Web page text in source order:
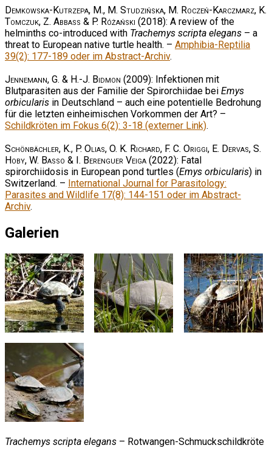
Demkowska-Kutrzepa, M., M. Studzińska, M. Roczeń-Karczmarz, K.
Tomczuk, Z. Abbass & P. Różański (2018): A review of the
helminths co-introduced with Trachemys scripta elegans – a
threat to European native turtle health. – Amphibia-Reptilia
39(2): 177-189 oder im Abstract-Archiv.
Jennemann, G. & H.-J. Bidmon (2009): Infektionen mit
Blutparasiten aus der Familie der Spirorchiidae bei Emys
orbicularis in Deutschland – auch eine potentielle Bedrohung
für die letzten einheimischen Vorkommen der Art? –
Schildkröten im Fokus 6(2): 3-18 (externer Link).
Schönbächler, K., P. Olias, O. K. Richard, F. C. Origgi, E. Dervas, S.
Hoby, W. Basso & I. Berenguer Veiga (2022): Fatal
spirorchiidosis in European pond turtles (Emys orbicularis) in
Switzerland. – International Journal for Parasitology:
Parasites and Wildlife 17(8): 144-151 oder im Abstract-
Archiv.
Galerien
Trachemys scripta elegans – Rotwangen-Schmuckschildkröte